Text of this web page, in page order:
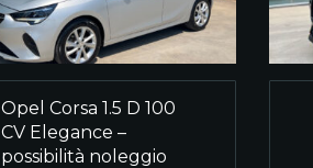
Opel Corsa 1.5 D 100
CV Elegance –
possibilità noleggio